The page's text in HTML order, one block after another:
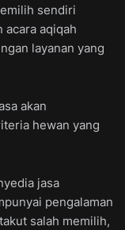
sendiri
acara aqiqah
layanan yang
akan
hewan yang
jasa
pengalaman
salah memilih,